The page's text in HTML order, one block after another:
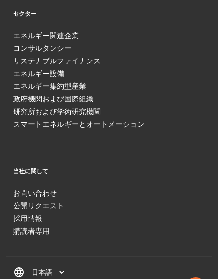
セクター
エネルギー関連企業
コンサルタンシー
サステナブルファイナンス
エネルギー設備
エネルギー集約型産業
政府機関および国際組織
研究所および学術研究機関
スマートエネルギーとオートメーション
当社に関して
お問い合わせ
公開リクエスト
採用情報
購読者専用
language